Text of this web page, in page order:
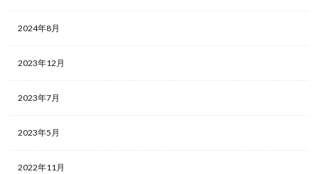
2024年8月
2023年12月
2023年7月
2023年5月
2022年11月